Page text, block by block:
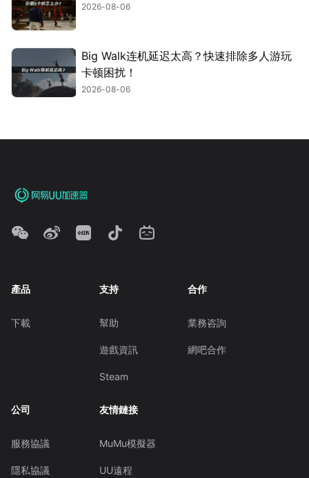
2026-08-06
Big Walk连机延迟太高？快速排除多人游玩
卡顿困扰！
2026-08-06
產品
下載
支持
幫助
遊戲資訊
Steam
合作
業務咨詢
網吧合作
公司
服務協議
隱私協議
友情鏈接
MuMu模擬器
UU遠程